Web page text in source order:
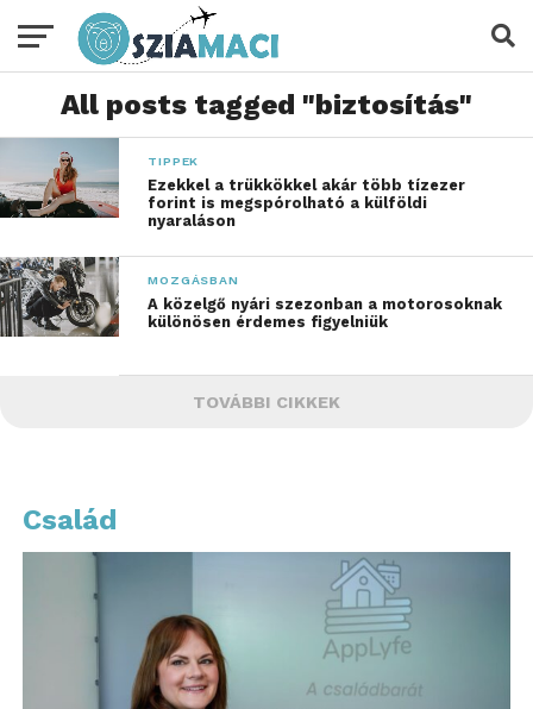
All posts tagged "biztosítás"
TIPPEK
Ezekkel a trükkökkel akár több tízezer
forint is megspórolható a külföldi
nyaraláson
MOZGÁSBAN
A közelgő nyári szezonban a motorosoknak
különösen érdemes figyelniük
TOVÁBBI CIKKEK
Család